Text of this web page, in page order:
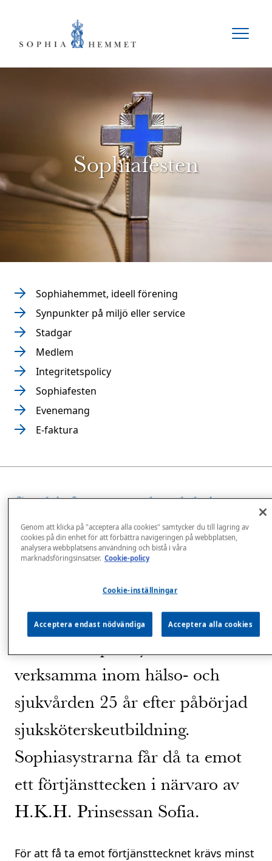
Sophiafesten
Sophiahemmet, ideell förening
Synpunkter på miljö eller service
Stadgar
Medlem
Integritetspolicy
Sophiafesten
Evenemang
E-faktura
Sophiafesten med utdelning av
Sophiahemmets
förtjänsttecken
Sophiafesten är en
förekommande högtid sedan
verksamma inom hälso- och
sjukvården 25 år efter påbörjad
sjuksköterskeutbildning.
Sophiasystrarna får då ta emot
ett förtjänsttecken i närvaro av
H.K.H. Prinsessan Sofia.
För att få ta emot förtjänsttecknet krävs minst
Genom att klicka på "acceptera alla cookies" samtycker du till lagring av
cookies på din enhet för att förbättra navigeringen på webbplatsen,
analysera webbplatsens användning och bistå i våra
marknadsföringsinsatser. Cookie-policy
Cookie-inställningar
Acceptera endast nödvändiga Acceptera alla cookies